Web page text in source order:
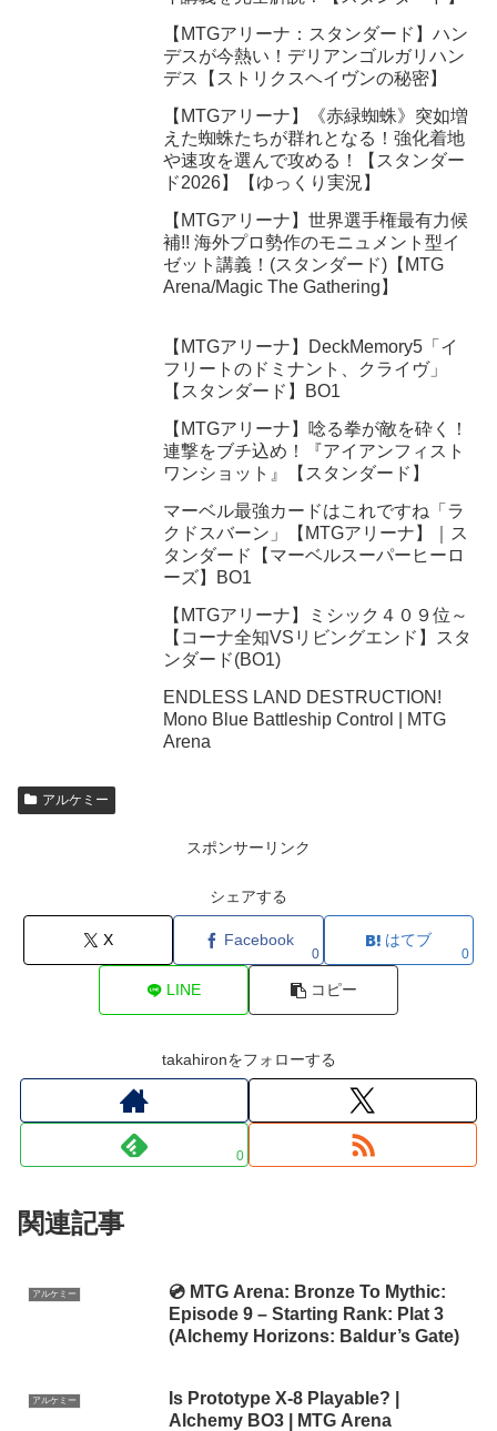
【MTGアリーナ：スタンダード】ハン
デスが今熱い！デリアンゴルガリハン
デス【ストリクスヘイヴンの秘密】
【MTGアリーナ】《赤緑蜘蛛》突如増
えた蜘蛛たちが群れとなる！強化着地
や速攻を選んで攻める！【スタンダー
ド2026】【ゆっくり実況】
【MTGアリーナ】世界選手権最有力候
補!! 海外プロ勢作のモニュメント型イ
ゼット講義！(スタンダード)【MTG
Arena/Magic The Gathering】
【MTGアリーナ】DeckMemory5「イ
フリートのドミナント、クライヴ」
【スタンダード】BO1
【MTGアリーナ】唸る拳が敵を砕く！
連撃をブチ込め！『アイアンフィスト
ワンショット』【スタンダード】
マーベル最強カードはこれですね「ラ
クドスバーン」【MTGアリーナ】｜ス
タンダード【マーベルスーパーヒーロ
ーズ】BO1
【MTGアリーナ】ミシック４０９位～
【コーナ全知VSリビングエンド】スタ
ンダード(BO1)
ENDLESS LAND DESTRUCTION!
Mono Blue Battleship Control | MTG
Arena
アルケミー
スポンサーリンク
シェアする
X Facebook
0
はてブ
0
LINE コピー
takahironをフォローする
0
関連記事
アルケミー
💿 MTG Arena: Bronze To Mythic:
Episode 9 – Starting Rank: Plat 3
(Alchemy Horizons: Baldur’s Gate)
アルケミー
Is Prototype X-8 Playable? |
Alchemy BO3 | MTG Arena